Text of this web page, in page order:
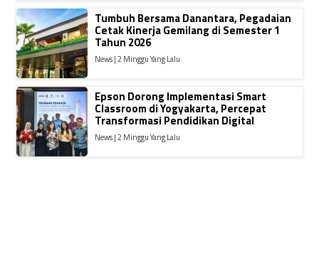
Tumbuh Bersama Danantara, Pegadaian
Cetak Kinerja Gemilang di Semester 1
Tahun 2026
News | 2 Minggu Yang Lalu
Epson Dorong Implementasi Smart
Classroom di Yogyakarta, Percepat
Transformasi Pendidikan Digital
News | 2 Minggu Yang Lalu